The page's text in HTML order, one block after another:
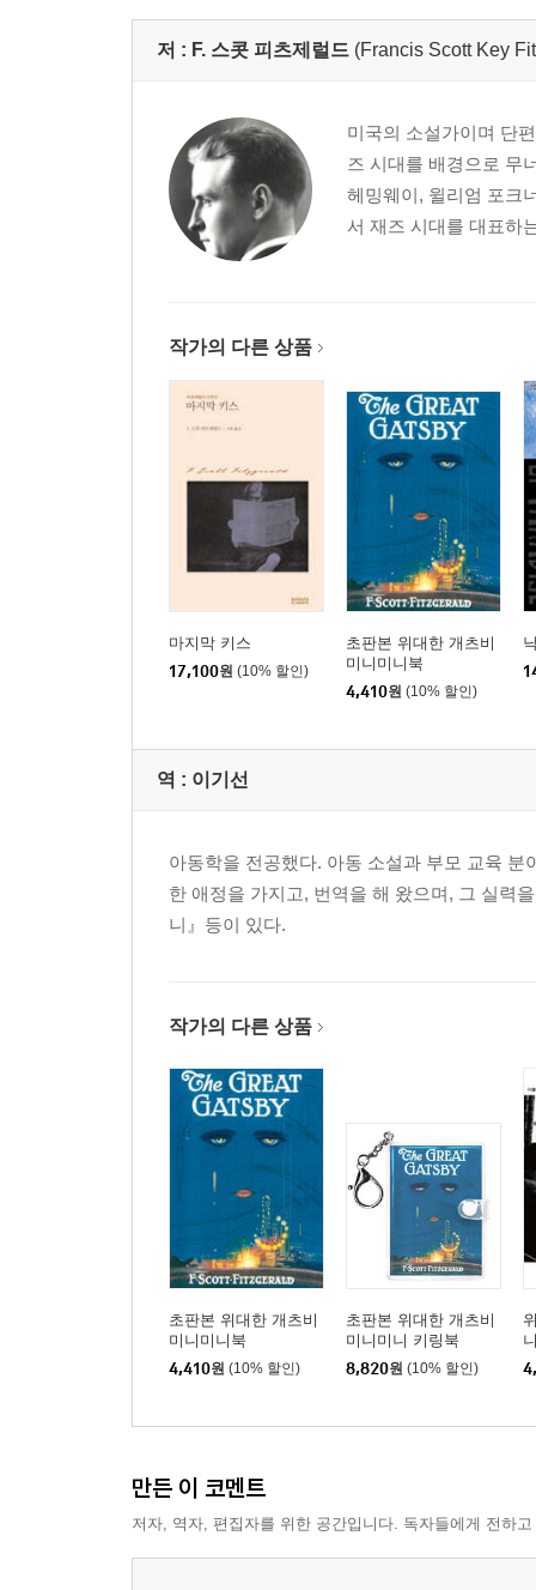
저 : F. 스콧 피츠제럴드 (Francis Scott Key
미국의 소설가이며 단
즈 시대를 배경으로 무
헤밍웨이, 윌리엄 포크
서 재즈 시대를 대표하
작가의 다른 상품
마지막 키스
17,100원 (10% 할인)
초판본 위대한 개츠비
미니미니북
4,410원 (10% 할인)
역 : 이기선
아동학을 전공했다. 아동 소설과 부모 교육
한 애정을 가지고, 번역을 해 왔으며, 그 실력
니』등이 있다.
작가의 다른 상품
초판본 위대한 개츠비
미니미니북
4,410원 (10% 할인)
초판본 위대한 개츠비
미니미니 키링북
8,820원 (10% 할인)
만든 이 코멘트
저자, 역자, 편집자를 위한 공간입니다. 독자들에게 전하